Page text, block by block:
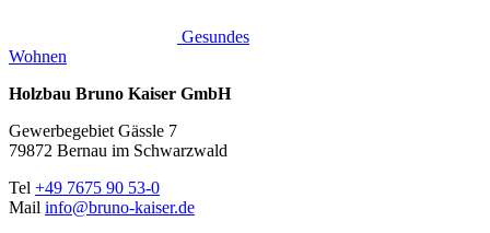
Gesundes
Wohnen
Holzbau Bruno Kaiser GmbH
Gewerbegebiet Gässle 7
79872 Bernau im Schwarzwald
Tel +49 7675 90 53-0
Mail info@bruno-kaiser.de